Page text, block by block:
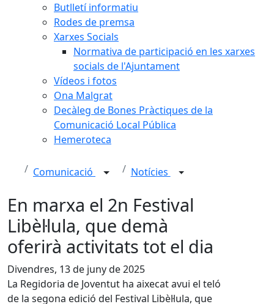
Butlletí informatiu
Rodes de premsa
Xarxes Socials
Normativa de participació en les xarxes
socials de l'Ajuntament
Vídeos i fotos
Ona Malgrat
Decàleg de Bones Pràctiques de la
Comunicació Local Pública
Hemeroteca
Comunicació Notícies
En marxa el 2n Festival
Libèl·lula, que demà
oferirà activitats tot el dia
Divendres, 13 de juny de 2025
La Regidoria de Joventut ha aixecat avui el teló
de la segona edició del Festival Libèl·lula, que